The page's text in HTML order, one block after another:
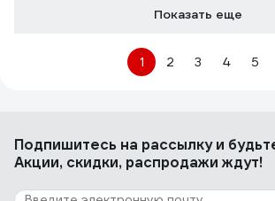
Показать еще
1 2 3 4 5
Подпишитесь на рассылкуи
Акции, скидки, распродажи ждут!